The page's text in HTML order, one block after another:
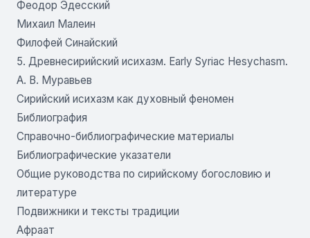
Феодор Эдесский
Михаил Малеин
Филофей Синайский
5. Древнесирийский исихазм. Early Syriac Hesychasm.
А. В. Муравьев
Сирийский исихазм как духовный феномен
Библиография
Справочно-библиографические материалы
Библиографические указатели
Общие руководства по сирийскому богословию и
литературе
Подвижники и тексты традиции
Афраат